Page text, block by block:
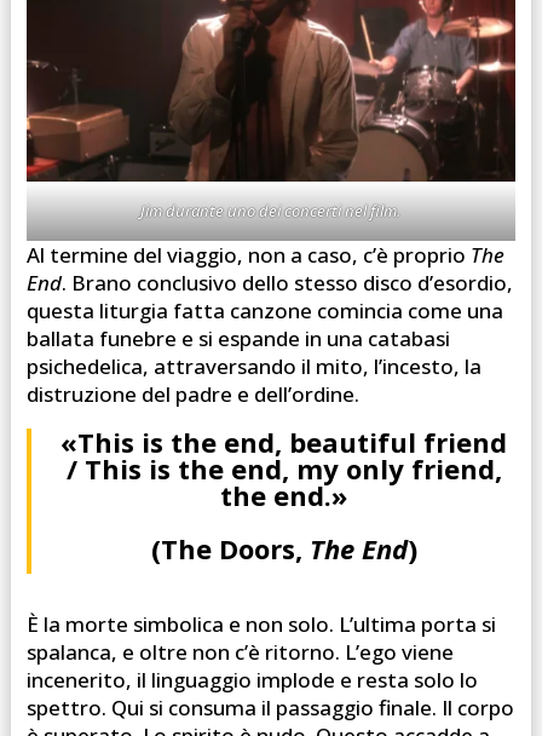
Jim durante uno dei concerti nel film.
Al termine del viaggio, non a caso, c’è proprio The
End. Brano conclusivo dello stesso disco d’esordio,
questa liturgia fatta canzone comincia come una
ballata funebre e si espande in una catabasi
psichedelica, attraversando il mito, l’incesto, la
distruzione del padre e dell’ordine.
«This is the end, beautiful friend
/ This is the end, my only friend,
the end.»
(The Doors, The End)
È la morte simbolica e non solo. L’ultima porta si
spalanca, e oltre non c’è ritorno. L’ego viene
incenerito, il linguaggio implode e resta solo lo
spettro. Qui si consuma il passaggio finale. Il corpo